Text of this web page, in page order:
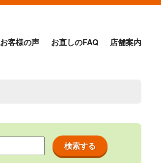
お客様の声 お直しのFAQ 店舗案内